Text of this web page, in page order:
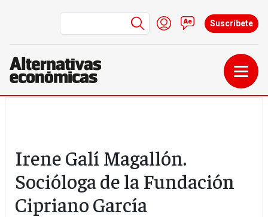
Menú de cuenta de
Iniciar sesión
Contacto
Suscríbete
Irene Galí Magallón.
Socióloga de la Fundación
Cipriano García